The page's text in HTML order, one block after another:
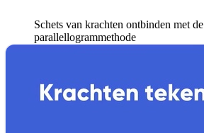
Schets van krachten ontbinden met de
parallellogrammethode